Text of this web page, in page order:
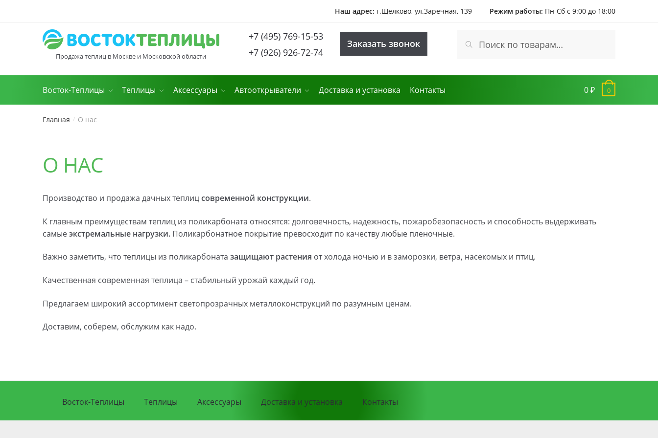
Наш адрес: г.Щёлково, ул.Заречная, 139 Режим работы: Пн-Сб с 9:00 до 18:00
Продажа теплиц в Москве и Московской области
+7 (495) 769-15-53
+7 (926) 926-72-74
Заказать звонок Поиск
Восток-Теплицы Теплицы Аксессуары Автооткрыватели Доставка и установка Контакты 0 ₽ 0
Главная / О нас
О НАС
Производство и продажа дачных теплицсовременной конструкции.
К главным преимуществам теплиц из поликарбоната относятся: долговечность, надежность, пожаробезопасность и способность выдерживать
самыеэкстремальные нагрузки. Поликарбонатное покрытие превосходит по качеству любые пленочные.
Важно заметить, что теплицы из поликарбоната защищают растения от холода ночью и в заморозки, ветра, насекомых и птиц.
Качественная современная теплица – стабильный урожай каждый год.
Предлагаем широкий ассортимент светопрозрачных металлоконструкций по разумным ценам.
Доставим, соберем, обслужим как надо.
Восток-Теплицы Теплицы Аксессуары Доставка и установка Контакты